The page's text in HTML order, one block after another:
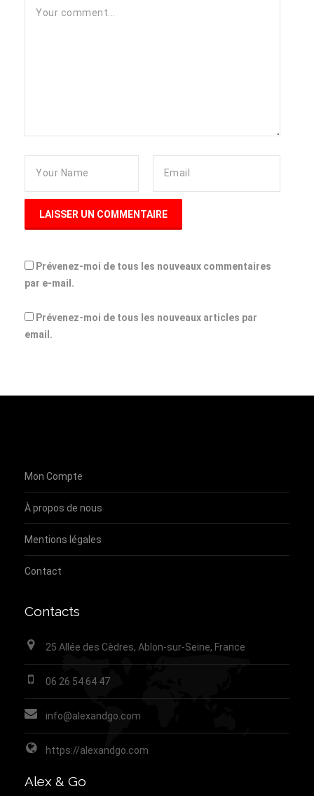
Prévenez-moi de tous les nouveaux commentaires
par e-mail.
Prévenez-moi de tous les nouveaux articles par
email.
Mon Compte
À propos de nous
Mentions légales
Contact
Contacts
25 Allée des Cèdres, Ablon-sur-Seine, France
06 26 54 64 47
info@alexandgo.com
https://alexandgo.com
Alex & Go